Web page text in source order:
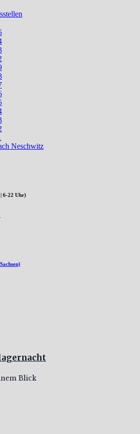
Neschwitz
6-22 Uhr)
Blick